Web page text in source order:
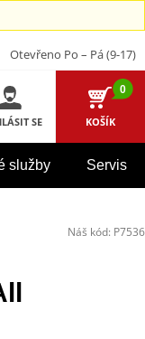
Otevřeno Po – Pá (9-17)
SE
0
KOŠÍK
služby Servis
Náš kód: P7536